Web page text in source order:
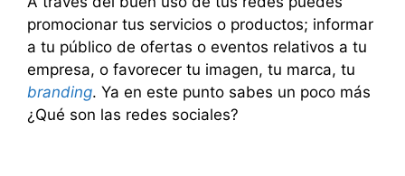
promocionar tus servicios o productos; informar
a tu público de ofertas o eventos relativos a tu
empresa, o favorecer tu imagen, tu marca, tu
branding. Ya en este punto sabes un poco más
¿Qué son las redes sociales?